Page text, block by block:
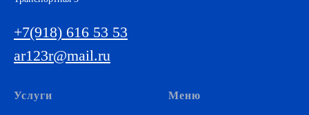
+7(918) 616 53 53
ar123r@mail.ru
Услуги Меню